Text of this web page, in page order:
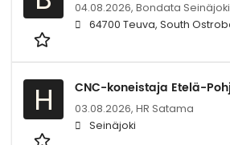
04.08.2026, Bondata Seinäjoki
64700 Teuva, South
H CNC-koneistaja Etelä-
03.08.2026, HR Satama
Seinäjoki